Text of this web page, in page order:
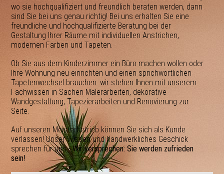
wo sie hochqualifiziert und freundlich beraten werden, dann
sind Sie bei uns genau richtig! Bei uns erhalten Sie eine
freundliche und hochqualifizierte Beratung bei der
Gestaltung Ihrer Räume mit individuellen Anstrichen,
modernen Farben und Tapeten.
Ob Sie aus dem Kinderzimmer ein Büro machen wollen oder
Ihre Wohnung neu einrichten und einen sprichwörtlichen
Tapetenwechsel brauchen: wir stehen Ihnen mit unserem
Fachwissen in Sachen Malerarbeiten, dekorative
Wandgestaltung, Tapezierarbeiten und Renovierung zur
Seite.
Auf unseren Meisterbetrieb können Sie sich als Kunde
verlassen! Unser Wissen und handwerkliches Geschick
sprechen für uns -Wir versprechen: Sie werden zufrieden
sein!